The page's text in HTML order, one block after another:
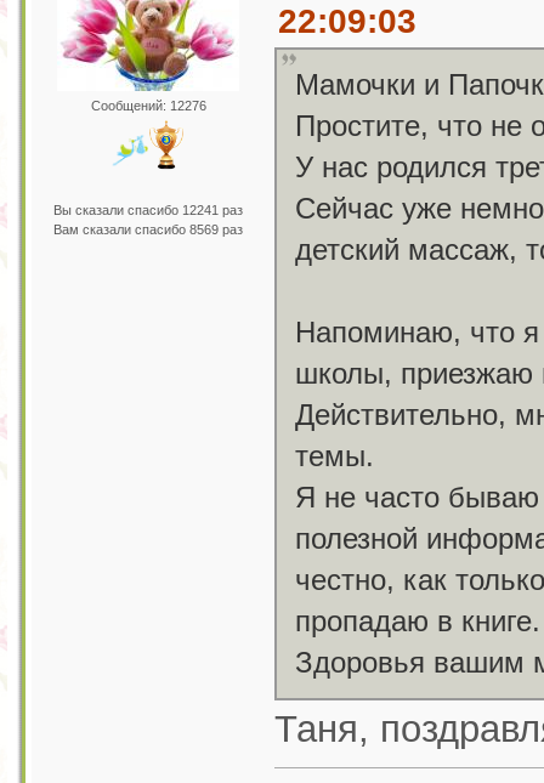
Сообщений: 12276
Вы сказали спасибо 12241 раз
Вам сказали спасибо 8569 раз
22:09:03
Мамочки и
Простите, что не
У нас родился
Сейчас уже
детский массаж,
Напоминаю, что я
школы, приезжаю
Действительно,
темы.
Я не часто
полезной
честно, как
пропадаю в
Здоровья вашим
Таня,